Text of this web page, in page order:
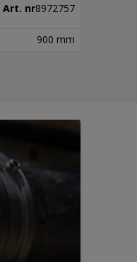
Art. nr8972757
900 mm